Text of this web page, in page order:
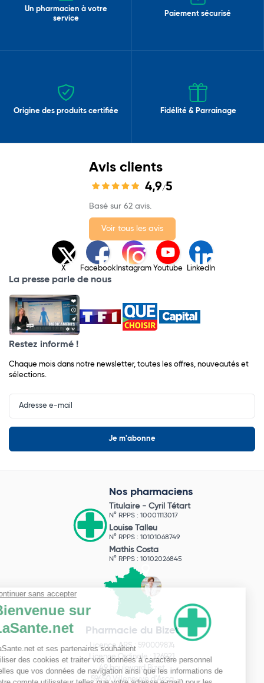
Un pharmacien à votre
service
Paiement sécurisé
Origine des produits certifiée Fidélité & Parrainage
Avis clients
4,9/5
Basé sur 62 avis.
Voir tous les avis
X Facebook Instagram Youtube LinkedIn
La presse parle de nous
Restez informé !
Chaque mois dans notre newsletter, toutes les offres, nouveautés et
sélections.
Input
Newsletter
Nos pharmaciens
Titulaire - Cyril Tétart
N° RPPS : 10001113017
Louise Talleu
N° RPPS : 10101068749
Mathis Costa
N° RPPS : 10102026845
Pharmacie du Bizet
Licence ARS : 590009874
Licence Ordinale : 126921
49 boulevard Bizet
59650 Villeneuve d'Ascq